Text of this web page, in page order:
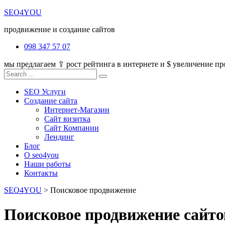
SEO4YOU
продвижение и создание сайтов
098 347 57 07
мы предлагаем ⇪ рост рейтинга в интернете и $ увеличение
SEO Услуги
Создание сайта
Интернет-Магазин
Сайт визитка
Сайт Компании
Лендинг
Блог
О seo4you
Наши работы
Контакты
SEO4YOU > Поисковое продвижение
Поисковое продвижение